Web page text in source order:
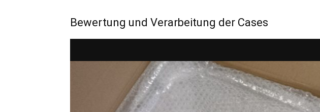
Bewertung und Verarbeitung der Cases